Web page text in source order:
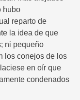
hubo
reparto de
la idea de que
ni pequeño
los conejos de los
en oír que
condenados